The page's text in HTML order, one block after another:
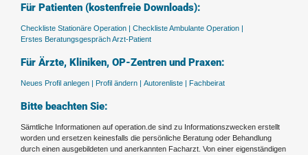
Für Patienten (kostenfreie Downloads):
Checkliste Stationäre Operation |
Checkliste Ambulante Operation |
Erstes Beratungsgespräch Arzt-Patient
Für Ärzte, Kliniken, OP-Zentren und Praxen:
Neues Profil anlegen | Profil ändern | Autorenliste | Fachbeirat
Bitte beachten Sie:
Sämtliche Informationen auf operation.de sind zu Informationszwecken erstellt
worden und ersetzen keinesfalls die persönliche Beratung oder Behandlung
durch einen ausgebildeten und anerkannten Facharzt. Von einer eigenständigen